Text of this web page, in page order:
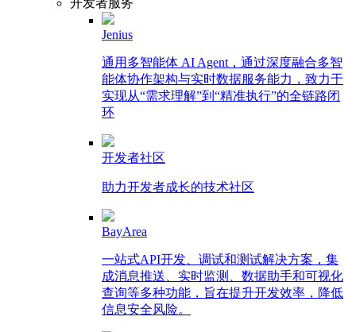
开发者服务
Jenius
通用多智能体 AI Agent，通过深度融合多智
能体协作架构与实时数据服务能力，致力于
实现从“需求理解”到“精准执行”的全链路闭
环
开发者社区
助力开发者成长的技术社区
BayArea
一站式API开发、调试和测试解决方案，集
成消息推送、实时监测、数据助手和可视化
查询等多种功能，旨在提升开发效率，降低
信息安全风险。